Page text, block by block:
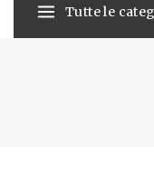
Tutte le